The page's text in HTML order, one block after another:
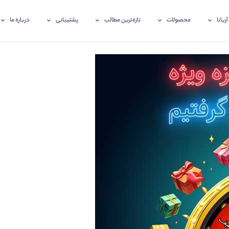
آریانا محصولات تازه‌ترین‌ مطالب پشتیبانی درباره ما